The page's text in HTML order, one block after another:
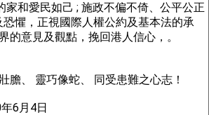
家和愛民如己 ; 施政不偏不倚、公平公正
懼，正視國際人權公約及基本法的承
的意見及觀點，挽回港人信心，。
膽、 靈巧像蛇、 同受患難之心志！
6月4日